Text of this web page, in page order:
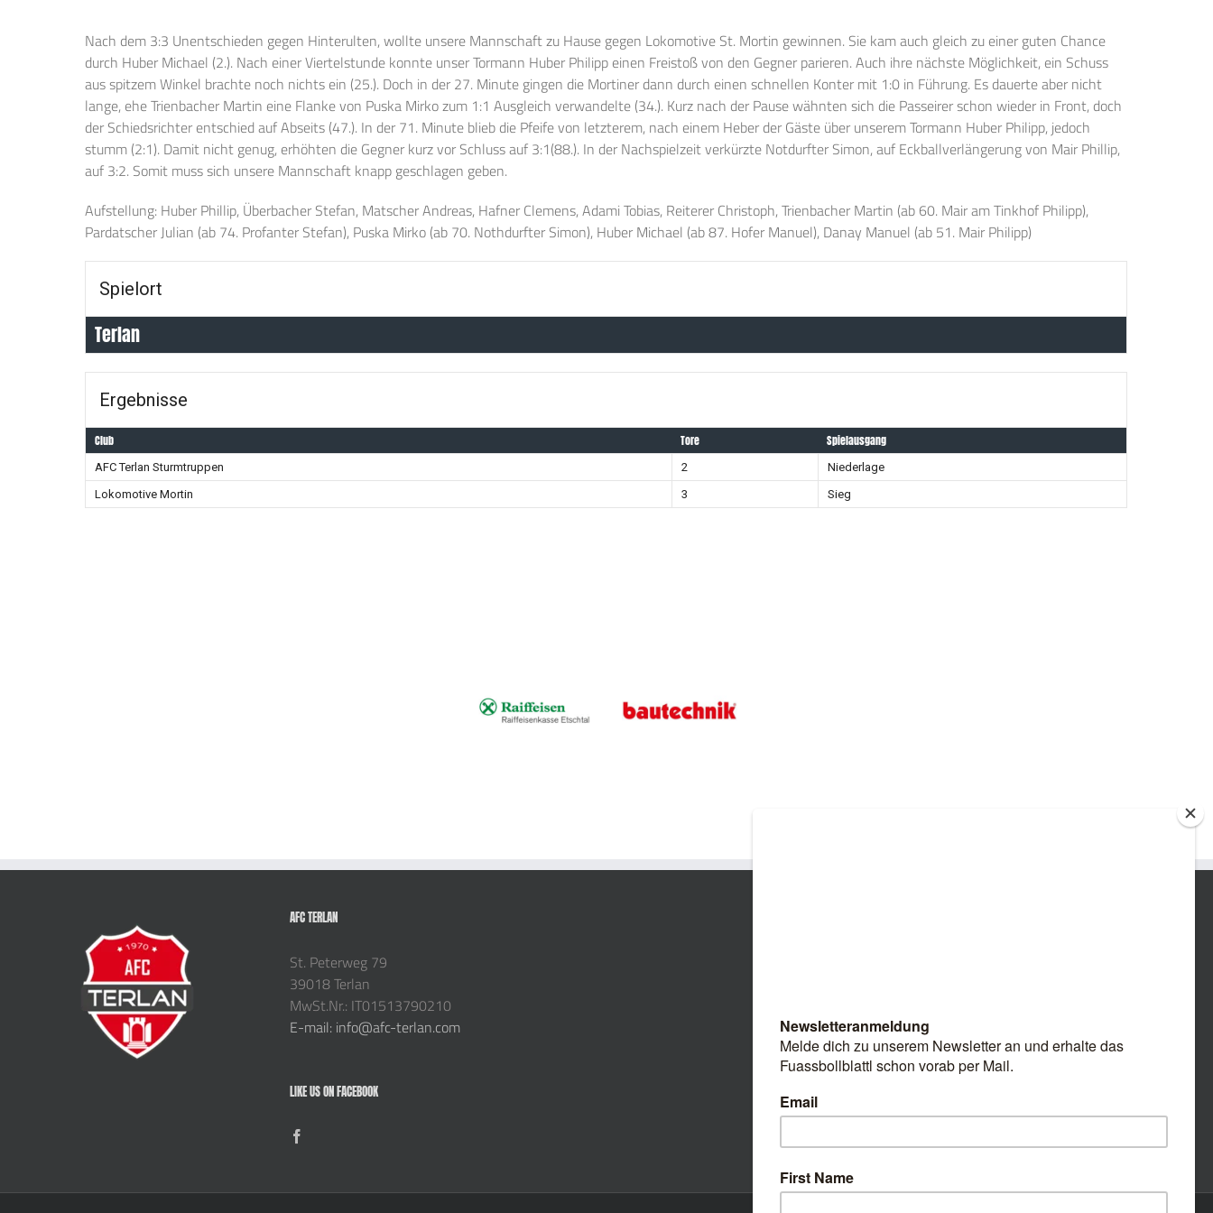
Nach dem 3:3 Unentschieden gegen Hinterulten, wollte unsere Mannschaft zu Hause gegen Lokomotive St. Mortin gewinnen. Sie kam auch gleich zu einer guten Chance
durch Huber Michael (2.). Nach einer Viertelstunde konnte unser Tormann Huber Philipp einen Freistoß von den Gegner parieren. Auch ihre nächste Möglichkeit, ein Schuss
aus spitzem Winkel brachte noch nichts ein (25.). Doch in der 27. Minute gingen die Mortiner dann durch einen schnellen Konter mit 1:0 in Führung. Es dauerte aber nicht
lange, ehe Trienbacher Martin eine Flanke von Puska Mirko zum 1:1 Ausgleich verwandelte (34.). Kurz nach der Pause wähnten sich die Passeirer schon wieder in Front, doch
der Schiedsrichter entschied auf Abseits (47.). In der 71. Minute blieb die Pfeife von letzterem, nach einem Heber der Gäste über unserem Tormann Huber Philipp, jedoch
stumm (2:1). Damit nicht genug, erhöhten die Gegner kurz vor Schluss auf 3:1(88.). In der Nachspielzeit verkürzte Notdurfter Simon, auf Eckballverlängerung von Mair Phillip,
auf 3:2. Somit muss sich unsere Mannschaft knapp geschlagen geben.
Aufstellung: Huber Phillip, Überbacher Stefan, Matscher Andreas, Hafner Clemens, Adami Tobias, Reiterer Christoph, Trienbacher Martin (ab 60. Mair am Tinkhof Philipp),
Pardatscher Julian (ab 74. Profanter Stefan), Puska Mirko (ab 70. Nothdurfter Simon), Huber Michael (ab 87. Hofer Manuel), Danay Manuel (ab 51. Mair Philipp)
Spielort
Terlan
Ergebnisse
Club Tore Spielausgang
AFC Terlan Sturmtruppen 2
Niederlage
Lokomotive Mortin
3 Sieg
AFC TERLAN
St. Peterweg 79
39018 Terlan
MwSt.Nr.: IT01513790210
E-mail: info@afc-terlan.com
LIKE US ON FACEBOOK